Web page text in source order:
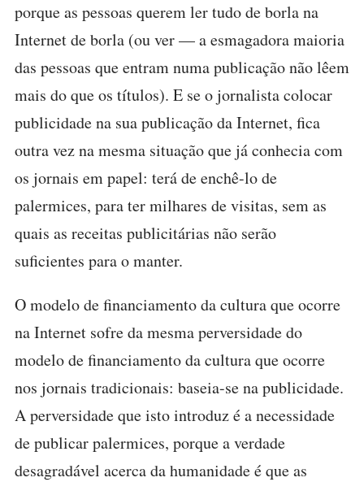
porque as pessoas querem ler tudo de borla na
Internet de borla (ou ver — a esmagadora maioria
das pessoas que entram numa publicação não lêem
mais do que os títulos). E se o jornalista colocar
publicidade na sua publicação da Internet, fica
outra vez na mesma situação que já conhecia com
os jornais em papel: terá de enchê-lo de
palermices, para ter milhares de visitas, sem as
quais as receitas publicitárias não serão
suficientes para o manter.
O modelo de financiamento da cultura que ocorre
na Internet sofre da mesma perversidade do
modelo de financiamento da cultura que ocorre
nos jornais tradicionais: baseia-se na publicidade.
A perversidade que isto introduz é a necessidade
de publicar palermices, porque a verdade
desagradável acerca da humanidade é que as